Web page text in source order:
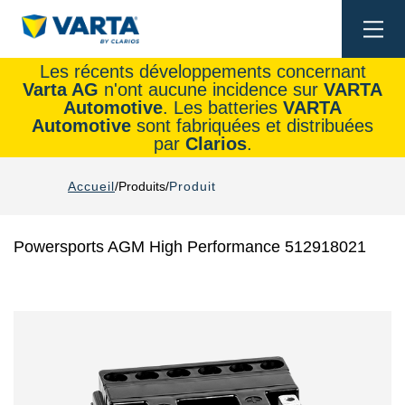
Les récents développements concernant
Varta AG n'ont aucune incidence sur VARTA
Automotive. Les batteries VARTA
Automotive sont fabriquées et distribuées
par Clarios.
Accueil Produits Produit
Powersports AGM High Performance 512918021